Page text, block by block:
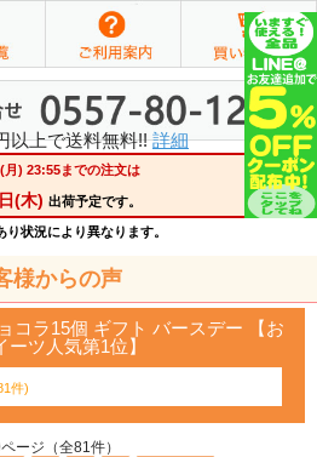
以上で送料無料!!詳細
様からの声
コラ15個 ギフト バースデー 【お
ツ人気第1位】
件)
ージ（全81件）